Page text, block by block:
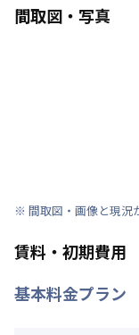
間取図・写真
※ 間取図・画像と現況
賃料・初期費用
基本料金プラン